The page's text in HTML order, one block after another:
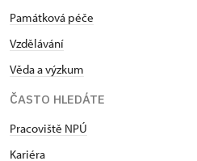
Památková péče
Vzdělávání
Věda a výzkum
ČASTO HLEDÁTE
Pracoviště NPÚ
Kariéra